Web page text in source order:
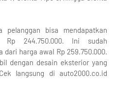
pelanggan bisa mendapatkan
Rp 244.750.000. Ini sudah
dari harga awal Rp 259.750.000.
dengan desain eksterior yang
langsung di auto2000.co.id